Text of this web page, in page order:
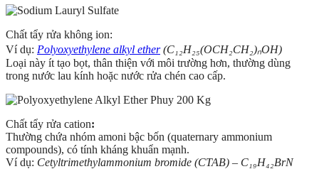
Chất tẩy rửa không ion:
Ví dụ: Polyoxyethylene alkyl ether(C₁₂H₂₅(OCH₂CH₂)ₙOH)
Loại này ít tạo bọt, thân thiện với môi trường hơn, thường dùng
trong nước lau kính hoặc nước rửa chén cao cấp.
Chất tẩy rửa cation:
Thường chứa nhóm amoni bậc bốn (quaternary ammonium
compounds), có tính kháng khuẩn mạnh.
Ví dụ: Cetyltrimethylammonium bromide (CTAB) – C₁₉H₄₂BrN